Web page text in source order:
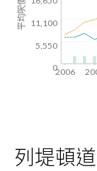
2006
11,100
5,550
0
列堤頓